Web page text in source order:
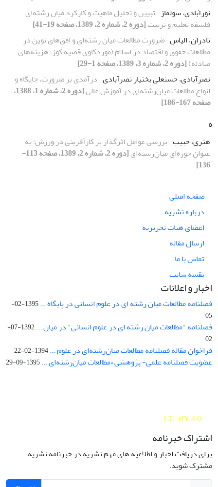
نورآبادی، سولماز تبیین و تحلیل ماهیت و کارکرد میان رشته‌ای
فلسفه تعلیم و تربیت[دوره 2، شماره 2، 1389، صفحه 19-41]
نادران، الیاس ضرورت مطالعات میان رشته‌ای و افق‌های نوین در
مطالعات حقوق و اقتصاد در اسلام (موردکاوی قضیه کوز، هزینه‌های
مبادله)[دوره 2، شماره 3، 1389، صفحه 1-29]
نصرآبادى، حسنعلى بختیار نصرآبادى درآمدى بر ضرورت، جایگاه و
انواع مطالعات میان‌رشته‌اى در آموزش عالى
[دوره 2، شماره 1، 1388،
صفحه 167-186]
ه
هنری، حبیب بررسی عوامل اثرگذار بر کارآفرینی در ورزش؛ به
عنوان حوزه‌ای میان‌رشته‌ای
[دوره 2، شماره 2، 1389، صفحه 113-
136]
صفحه اصلی
درباره نشریه
اعضای هیات تحریریه
ارسال مقاله
تماس با ما
نقشه سایت
اخبار و اعلانات
فصلنامه مطالعات میان رشته ای در علوم انسانی در پایگاه ...
1395-02-
05
فصلنامه "مطالعات میان رشته ای در علوم انسانی" در میان ...
1392-07-
02
فراخوان مقاله فصلنامه مطالعات میان‌رشته‌ای در علوم ...1394-02-22
عضویت فصلنامه علمی- پژوهشی «مطالعات میان‌رشته‌ای ...1395-09-29
CC-BY 4.0
اشتراک خبرنامه
برای دریافت اخبار و اطلاعیه های مهم نشریه در خبرنامه نشریه
مشترک شوید.